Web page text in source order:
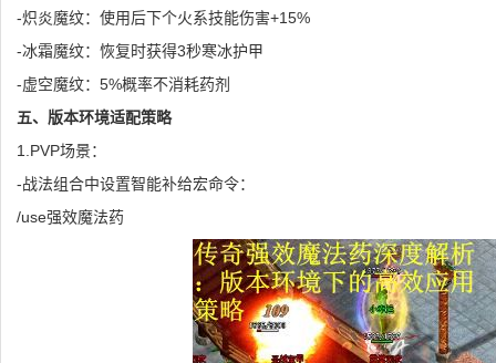
-炽炎魔纹：使用后下个火系技能伤害+15%
-冰霜魔纹：恢复时获得3秒寒冰护甲
-虚空魔纹：5%概率不消耗药剂
五、版本环境适配策略
1.PVP场景：
-战法组合中设置智能补给宏命令：
/use强效魔法药